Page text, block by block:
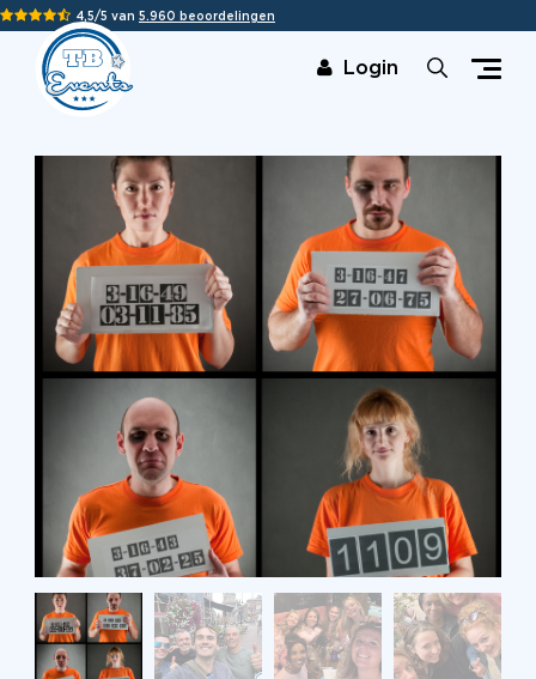
4,5/5 van 5.960 beoordelingen
Login